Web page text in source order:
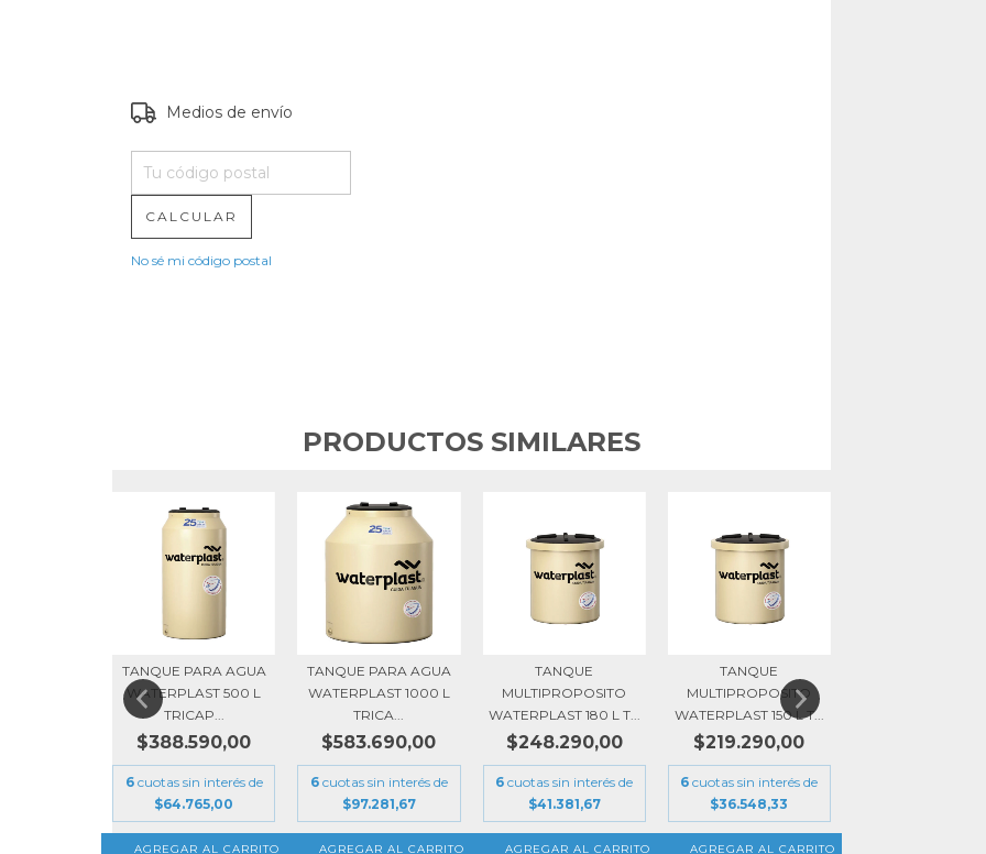
CP:
CAMBIAR CP
Medios de envío
CALCULAR
No sé mi código postal
PRODUCTOS SIMILARES
TANQUE PARA AGUA
WATERPLAST 500 L
TRICAP...
$388.590,00
6 cuotas sin interés de
$64.765,00
TANQUE PARA AGUA
WATERPLAST 1000 L
TRICA...
$583.690,00
6 cuotas sin interés de
$97.281,67
TANQUE
MULTIPROPOSITO
WATERPLAST 180 L T...
$248.290,00
6 cuotas sin interés de
$41.381,67
TANQUE
MULTIPROPOSITO
WATERPLAST 150 L T...
$219.290,00
6 cuotas sin interés de
$36.548,33